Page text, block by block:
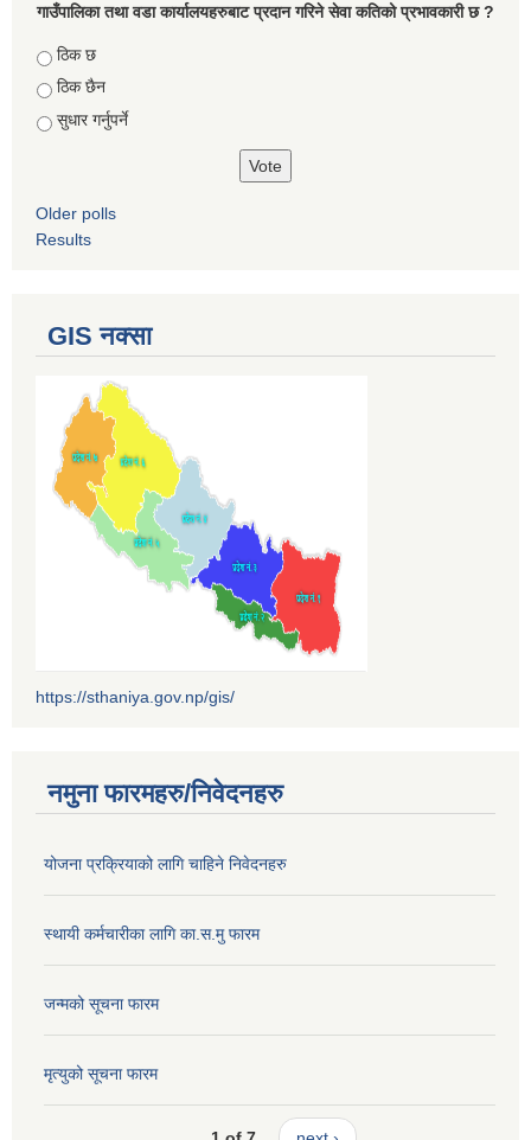
गाउँपालिका तथा वडा कार्यालयहरुबाट प्रदान गरिने सेवा कतिको प्रभावकारी छ ?
Choices
ठिक छ
ठिक छैन
सुधार गर्नुपर्ने
Older polls
Results
GIS नक्सा
https://sthaniya.gov.np/gis/
नमुना फारमहरु/निवेदनहरु
योजना प्रक्रियाको लागि चाहिने निवेदनहरु
स्थायी कर्मचारीका लागि का.स.मु फारम
जन्मको सूचना फारम
मृत्युको सूचना फारम